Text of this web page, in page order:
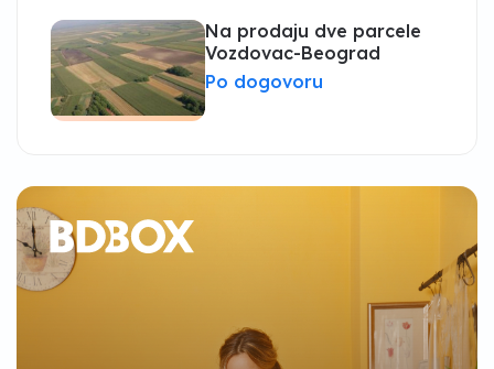
Na prodaju dve parcele
Vozdovac-Beograd
Po dogovoru